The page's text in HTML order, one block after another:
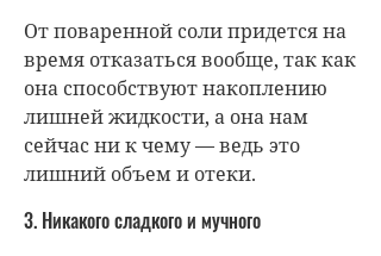
От поваренной соли придется на
время отказаться вообще, так как
она способствуют накоплению
лишней жидкости, а она нам
сейчас ни к чему — ведь это
лишний объем и отеки.
3. Никакого сладкого и мучного